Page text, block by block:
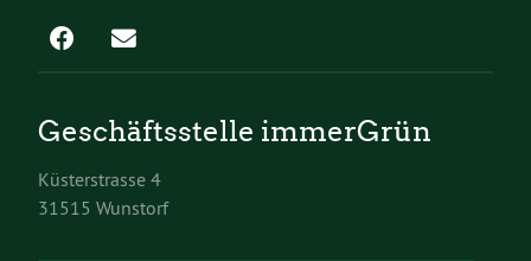
Geschäftsstelle immerGrün
Küsterstrasse 4
31515 Wunstorf